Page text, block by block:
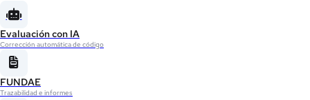
Evaluación con IA
Corrección automática de código
FUNDAE
Trazabilidad e informes